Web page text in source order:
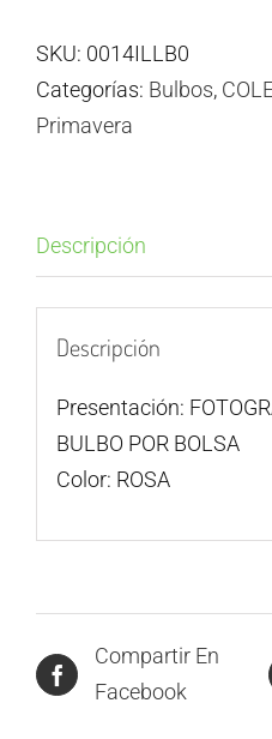
SKU: 0014ILLB0
Categorías: Bulbos,
Primavera
Descripción
Descripción
Presentación:
BULBO POR BOLSA
Color: ROSA
Compartir En
Facebook